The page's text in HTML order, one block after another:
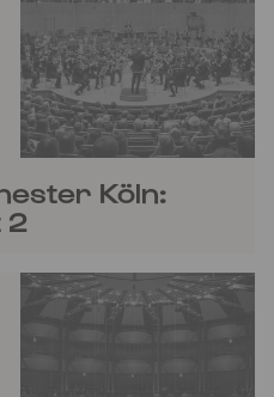
Köln:
2